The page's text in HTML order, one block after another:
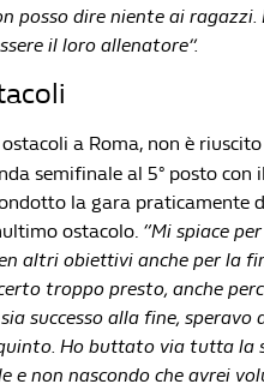
dire niente ai ragazzi.
il loro allenatore”.
a Roma, non è
semifinale al 5° posto con
la gara praticamente
ostacolo. “Mi spiace
altri obiettivi anche per la
troppo presto, anche
successo alla fine, speravo
Ho buttato via tutta la
e non nascondo che avrei